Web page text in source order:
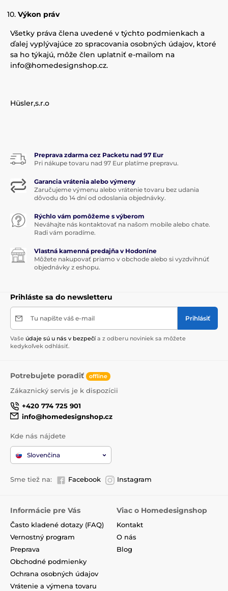
Výkon práv
Všetky práva člena uvedené v týchto podmienkach a
ďalej vyplývajúce zo spracovania osobných údajov, ktoré
sa ho týkajú, môže člen uplatniť e-mailom na
info@homedesignshop.cz.
Hüsler,s.r.o
Preprava zdarma cez Packetu nad 97 Eur
Pri nákupe tovaru nad 97 Eur platíme prepravu.
Garancia vrátenia alebo výmeny
Zaručujeme výmenu alebo vrátenie tovaru bez udania
dôvodu do 14 dní od odoslania objednávky.
Rýchlo vám pomôžeme s výberom
Neváhajte nás kontaktovať na našom mobile alebo chate.
Radi vám poradíme.
Vlastná kamenná predajňa v Hodoníne
Môžete nakupovať priamo v obchode alebo si vyzdvihnúť
objednávky z eshopu.
Prihláste sa do newsletteru
Tu napíšte váš e-mail Prihlásiť
Vaše údaje sú u nás v bezpečí a z odberu noviniek sa môžete
kedykoľvek odhlásiť.
Potrebujete poradiť offline
Zákaznický servis je k dispozícii
+420 774 725 901
info@homedesignshop.cz
Kde nás nájdete
Slovenčina
Sme tiež na: Facebook Instagram
Informácie pre Vás
Často kladené dotazy (FAQ)
Vernostný program
Preprava
Obchodné podmienky
Ochrana osobných údajov
Vrátenie a výmena tovaru
Viac o Homedesignshop
Kontakt
O nás
Blog